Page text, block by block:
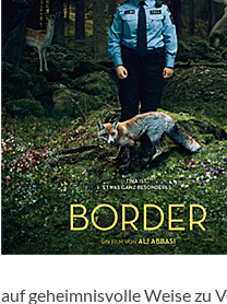
auf geheimnisvolle Weise zu